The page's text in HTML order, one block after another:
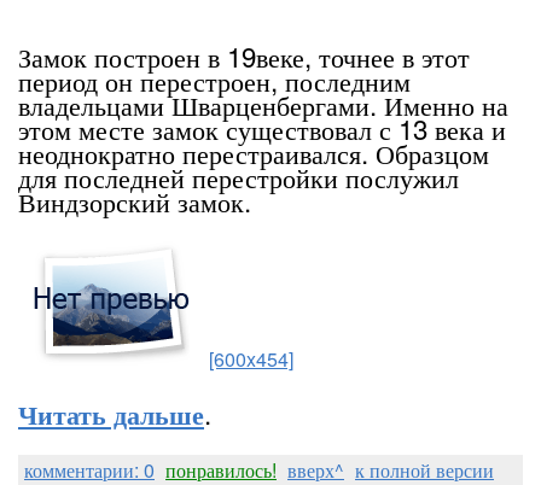
Замок построен в 19веке, точнее в этот
период он перестроен, последним
владельцами Шварценбергами. Именно на
этом месте замок существовал с 13 века и
неоднократно перестраивался. Образцом
для последней перестройки послужил
Виндзорский замок.
[600x454]
Читать дальше.
комментарии: 0 понравилось! вверх^ к полной версии